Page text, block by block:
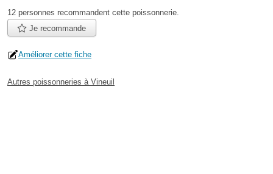
12 personnes recommandent cette poissonnerie.
Je recommande
Améliorer cette fiche
Autres poissonneries à Vineuil